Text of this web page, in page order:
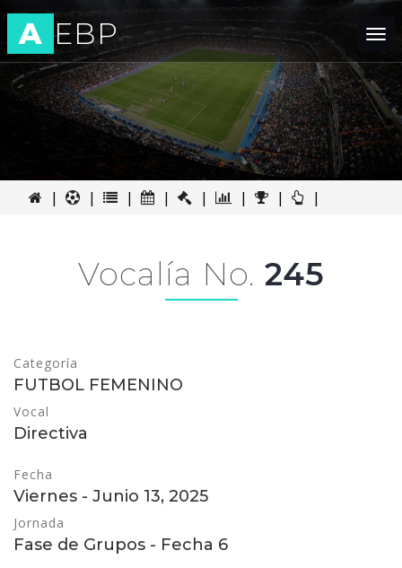
A EBP
| | | | | | | |
Vocalía No. 245
Categoría
FUTBOL FEMENINO
Vocal
Directiva
Fecha
Viernes - Junio 13, 2025
Jornada
Fase de Grupos - Fecha 6